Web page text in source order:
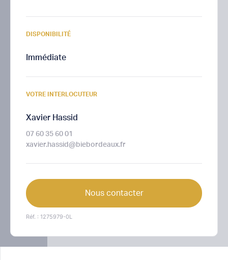
DISPONIBILITÉ
Immédiate
VOTRE INTERLOCUTEUR
Xavier Hassid
07 60 35 60 01
xavier.hassid@biebordeaux.fr
Nous contacter
Réf. : 1275979-0L